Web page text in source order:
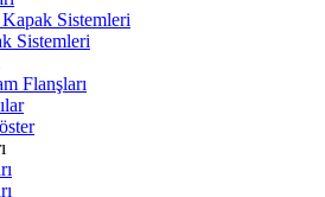
Sistemleri
Sistemleri
Flanşları